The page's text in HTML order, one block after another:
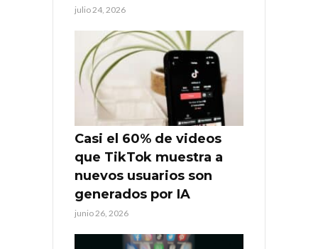
julio 24, 2026
Casi el 60% de videos
que TikTok muestra a
nuevos usuarios son
generados por IA
junio 26, 2026